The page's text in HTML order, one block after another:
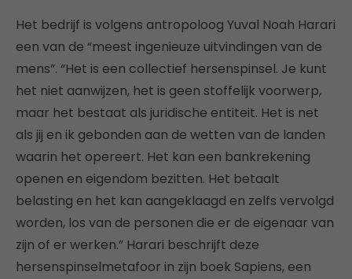
Het bedrijf is volgens antropoloog Yuval Noah Harari
een van de “meest ingenieuze uitvindingen van de
mens”. “Het is een collectief hersenspinsel. Je kunt
het niet aanwijzen, het is geen stoffelijk voorwerp,
maar het bestaat als juridische entiteit. Het is net
als jij en ik gebonden aan de wetten van de landen
waarin het opereert. Het kan een bankrekening
openen en eigendom bezitten. Het betaalt
belasting en het kan aangeklaagd en zelfs vervolgd
worden, los van de personen die er de eigenaar van
zijn of er werken.” Harari beschrijft deze
hersenspinselmetafoor in zijn boek Sapiens, een